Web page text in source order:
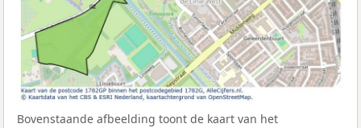
Bovenstaande afbeelding toont de kaart van het